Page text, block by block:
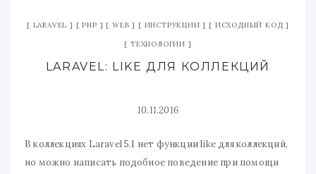
LARAVEL PHP WEB ИНСТРУКЦИИ ИСХОДНЫЙ КОД
ТЕХНОЛОГИИ
LARAVEL: LIKE ДЛЯ КОЛЛЕКЦИЙ
10.11.2016
В коллекциях Laravel 5.1 нет функции like для коллекций,
но можно написать подобное поведение при помощи